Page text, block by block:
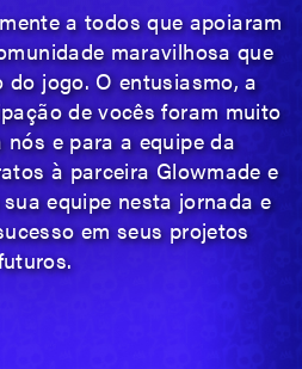
a todos que apoiaram
maravilhosa que
do jogo. O entusiasmo, a
de vocês foram muito
e para a equipe da
à parceira Glowmade e
equipe nesta jornada e
em seus projetos